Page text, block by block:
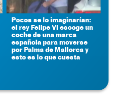
Pocos se lo imaginarían:
el rey Felipe VI escoge un
coche de una marca
española para moverse
por Palma de Mallorca y
esto es lo que cuesta